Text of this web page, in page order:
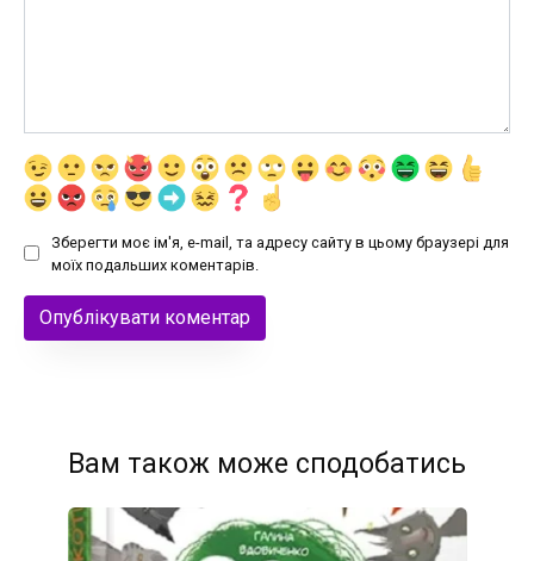
Зберегти моє ім'я, e-mail, та адресу сайту в цьому браузері для
моїх подальших коментарів.
Вам також може сподобатись